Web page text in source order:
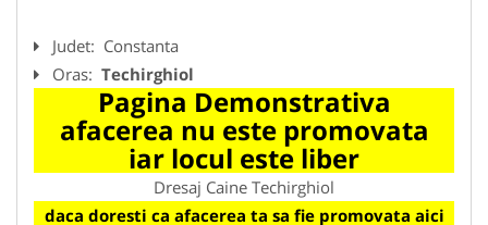
Judet: Constanta
Oras: Techirghiol
Pagina Demonstrativa
afacerea nu este promovata
iar locul este liber
Dresaj Caine Techirghiol
daca doresti ca afacerea ta sa fie promovata aici